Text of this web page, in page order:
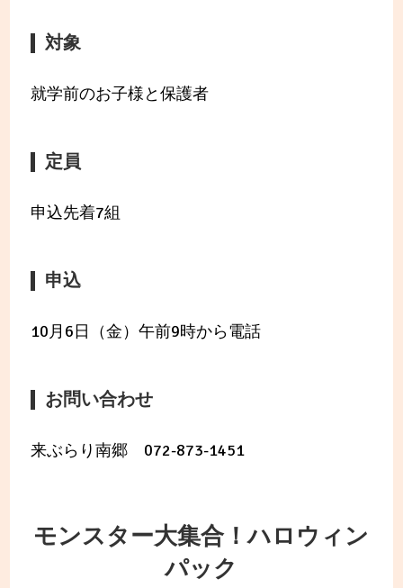
対象
就学前のお子様と保護者
定員
申込先着7組
申込
10月6日（金）午前9時から電話
お問い合わせ
来ぶらり南郷 072-873-1451
モンスター大集合！ハロウィン
パック